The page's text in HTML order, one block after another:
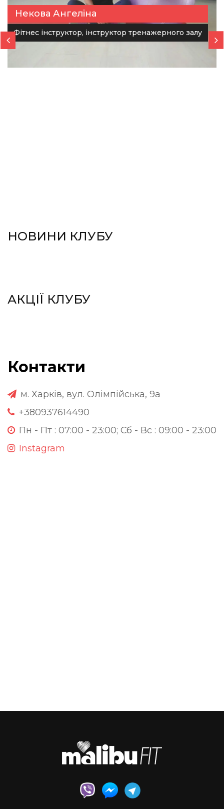
Некова Ангеліна
Фітнес інструктор, інструктор тренажерного залу
НОВИНИ КЛУБУ
АКЦІЇ КЛУБУ
Контакти
м. Харків, вул. Олімпійська, 9а
+380937614490
Пн - Пт : 07:00 - 23:00; Сб - Вс : 09:00 - 23:00
Instagram